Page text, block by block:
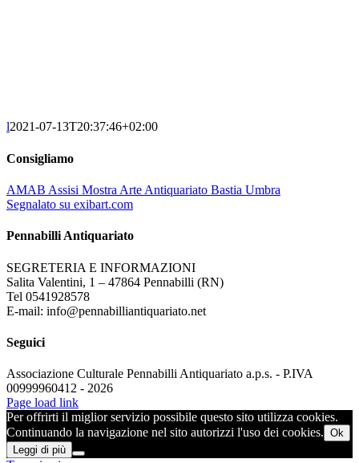
l2021-07-13T20:37:46+02:00
Consigliamo
AMAB Assisi Mostra Arte Antiquariato Bastia Umbra
Segnalato su exibart.com
Pennabilli Antiquariato
SEGRETERIA E INFORMAZIONI
Salita Valentini, 1 – 47864 Pennabilli (RN)
Tel 0541928578
E-mail: info@pennabilliantiquariato.net
Seguici
Associazione Culturale Pennabilli Antiquariato a.p.s. - P.IVA
00999960412 - 2026
Page load link
Per offrirti il miglior servizio possibile questo sito utilizza cookies.
Continuando la navigazione nel sito autorizzi l'uso dei cookies. Ok
Leggi di più